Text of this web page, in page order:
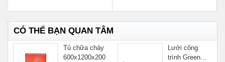
CÓ THỂ BẠN QUAN TÂM
Tủ chữa cháy
600x1200x200
Lưới công
trình Green